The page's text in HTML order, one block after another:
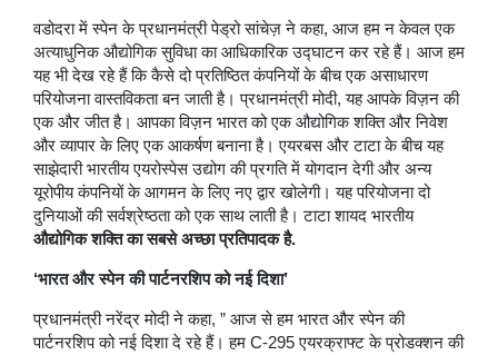
वडोदरा में स्पेन के प्रधानमंत्री पेड्रो सांचेज़ ने कहा, आज हम न केवल एक
अत्याधुनिक औद्योगिक सुविधा का आधिकारिक उद्घाटन कर रहे हैं। आज हम
यह भी देख रहे हैं कि कैसे दो प्रतिष्ठित कंपनियों के बीच एक असाधारण
परियोजना वास्तविकता बन जाती है। प्रधानमंत्री मोदी, यह आपके विज़न की
एक और जीत है। आपका विज़न भारत को एक औद्योगिक शक्ति और निवेश
और व्यापार के लिए एक आकर्षण बनाना है। एयरबस और टाटा के बीच यह
साझेदारी भारतीय एयरोस्पेस उद्योग की प्रगति में योगदान देगी और अन्य
यूरोपीय कंपनियों के आगमन के लिए नए द्वार खोलेगी। यह परियोजना दो
दुनियाओं की सर्वश्रेष्ठता को एक साथ लाती है। टाटा शायद भारतीय
औद्योगिक शक्ति का सबसे अच्छा प्रतिपादक है.
‘भारत और स्पेन की पार्टनरशिप को नई दिशा’
प्रधानमंत्री नरेंद्र मोदी ने कहा, ” आज से हम भारत और स्पेन की
पार्टनरशिप को नई दिशा दे रहे हैं। हम C-295 एयरक्राफ्ट के प्रोडक्शन की